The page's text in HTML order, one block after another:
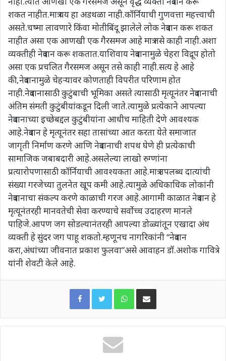
शकत नाहीत.मात्र वय हा अडथळा नाही.कॉर्नियाची गुणवत्ता महत्त्वाची
असते.चष्मा लावणारे किंवा मोतीबिंदू झालेले लोक नेत्रदान करू शकत
नाहीत असा एक आणखी एक गैरसमज आहे मात्र तसे काही नाही.अशा
व्यक्तीही नेत्रदान करू शकतात.याशिवाय नेत्रदानामुळे चेहरा विद्रूप होतो
असा एक प्रचलित गैरसमज असून तसे काही नाही.सत्य हे आहे
की,नेत्रदानामुळे चेहऱ्यावर कोणताही विपरीत परिणाम होत
नाही.नेत्रदानासाठी कुटुंबाची भूमिका असते त्यासाठी मृत्यूनंतर नेत्रदानाची
अंतिम संमती कुटुंबीयांकडून दिली जाते.त्यामुळे प्रत्येकाने आपल्या
नेत्रदानाच्या इच्छेबद्दल कुटुंबीयांना आधीच माहिती देणे आवश्यक
आहे.नेत्रदान हे मृत्यूनंतर सहा तासांच्या आत करता येते समाजात
जागृती निर्माण करणे आणि नेत्रदानाची शपथ घेणे ही प्रत्येकाची
सामाजिक जबाबदारी आहे.असलेल्या लाखो रुग्णांना
प्रत्यारोपणासाठी कॉर्नियाची आवश्यकता आहे.मात्र उपलब्ध दात्यांची
संख्या गरजेच्या तुलनेत खूप कमी आहे.त्यामुळे अधिकाधिक लोकांनी
नेत्रदानाचा संकल्प करणे काळाची गरज आहे.आगामी काळात नेत्रदान हे
मृत्यूनंतरही मानवतेची सेवा करण्याचे सर्वोच्च उदाहरण मानले
पाहिजे.आपण जग सोडल्यानंतरही आपल्या डोळ्यांतून एखादा अंध
व्यक्ती हे सुंदर जग पाहू शकतो.म्हणूनच नागरिकांनी “नेत्रदान
करा,अंधांच्या जीवनात प्रकाश फुलवा”असे आवाहन डॉ.अशोक गावित्रे
यांनी शेवटी केले आहे.
WhatsAppShare via Email